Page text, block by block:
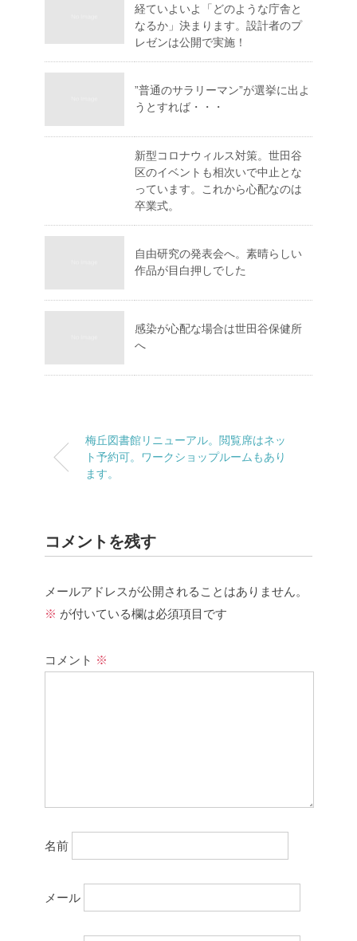
経ていよいよ「どのような庁舎と
なるか」決まります。設計者のプ
レゼンは公開で実施！
”普通のサラリーマン”が選挙に出よ
うとすれば・・・
新型コロナウィルス対策。世田谷
区のイベントも相次いで中止とな
っています。これから心配なのは
卒業式。
自由研究の発表会へ。素晴らしい
作品が目白押しでした
感染が心配な場合は世田谷保健所
へ
梅丘図書館リニューアル。閲覧席はネッ
ト予約可。ワークショップルームもあり
ます。
コメントを残す
メールアドレスが公開されることはありません。
※ が付いている欄は必須項目です
コメント ※
名前
メール